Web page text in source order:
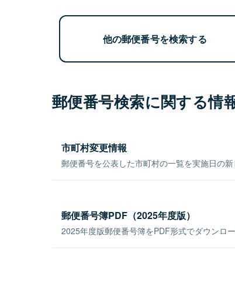
他の郵便番号を検索する
郵便番号検索に関する情
市町村変更情報
郵便番号を公表した市町村の一覧を実施日の新
郵便番号簿PDF（2025年度版）
2025年度版郵便番号簿をPDF形式でダウンロー